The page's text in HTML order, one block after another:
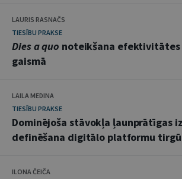
LAURIS RASNAČS
TIESĪBU PRAKSE
Dies a quo noteikšana efektivitātes
gaismā
LAILA MEDINA
TIESĪBU PRAKSE
Dominējoša stāvokļa ļaunprātīgas
definēšana digitālo platformu tirgū
ILONA ČEIČA